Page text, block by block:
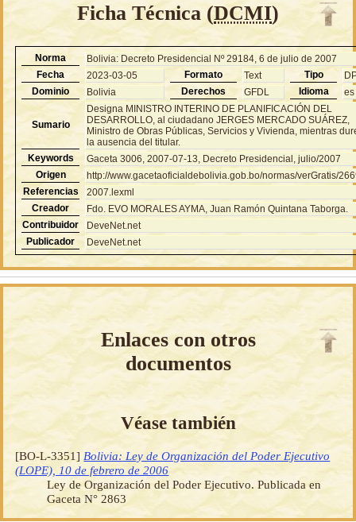
Ficha Técnica (DCMI)
Norma
Bolivia: Decreto Presidencial Nº 29184, 6 de julio de 2007
Fecha
2023-03-05 Formato Text Tipo
Dominio
Bolivia Derechos GFDL Idioma es
Sumario
Designa MINISTRO INTERINO DE PLANIFICACIÓN DEL
DESARROLLO, al ciudadano JERGES MERCADO SUÁREZ,
Ministro de Obras Públicas, Servicios y Vivienda, mientras
la ausencia del titular.
Keywords
Gaceta 3006, 2007-07-13, Decreto Presidencial, julio/2007
Origen
http://www.gacetaoficialdebolivia.gob.bo/normas/verGratis/
Referencias
2007.lexml
Creador
Fdo. EVO MORALES AYMA, Juan Ramón Quintana Taborga.
Contribuidor
DeveNet.net
Publicador
DeveNet.net
Enlaces con otros
documentos
Véase también
[BO-L-3351] Bolivia: Ley de Organización del Poder Ejecutivo
(LOPE), 10 de febrero de 2006
Ley de Organización del Poder Ejecutivo. Publicada en
Gaceta N° 2863